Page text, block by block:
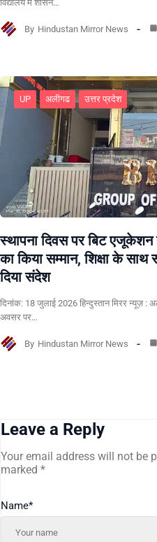
विद्यालय में शासन…
By Hindustan Mirror News
UP अलीगढ उत्तर प्रदेश
स्थापना दिवस पर बिट
का किया सम्मान, शिक्षा के साथ
दिया संदेश
दिनांक: 18 जुलाई 2026 हिन्दुस्तान मिरर न्यूज़
अवसर पर…
By Hindustan Mirror News
Leave a Reply
Your email address will not be
marked *
Name*